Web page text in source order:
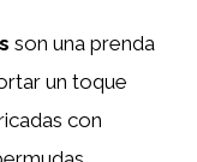
son una prenda
un toque
con